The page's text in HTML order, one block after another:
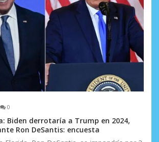
0
Biden derrotaría a Trump en 2024,
Ron DeSantis: encuesta